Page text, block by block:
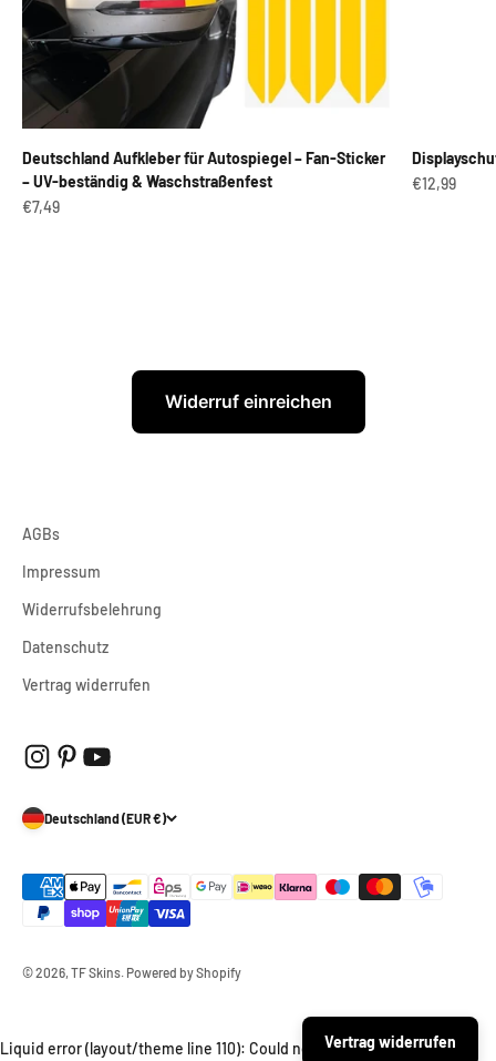
Deutschland Aufkleber für Autospiegel – Fan-Sticker
– UV-beständig & Waschstraßenfest
Angebot
€7,49
Angebot
€12,99
Widerruf einreichen
AGBs
Impressum
Widerrufsbelehrung
Datenschutz
Vertrag widerrufen
Deutschland (EUR €)
© 2026, TF Skins. Powered by Shopify
Liquid error (layout/theme line 110): Could not find assetVertrag widerrufen